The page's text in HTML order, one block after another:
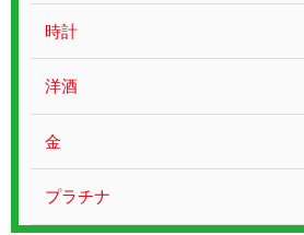
お問い合わせ
時計
洋酒
金
プラチナ